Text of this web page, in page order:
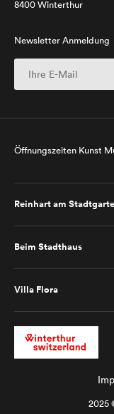
8400 Winterthur
Newsletter Anmeldung
Öffnungszeiten Kunst
Reinhart am
Beim Stadthaus
Villa Flora
2025